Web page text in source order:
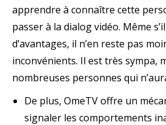
apprendre à connaître cette
passer à la dialog vidéo. Même
d’avantages, il n’en reste pas
inconvénients. Il est très sympa,
nombreuses personnes qui
De plus, OmeTV offre un
signaler les comportements